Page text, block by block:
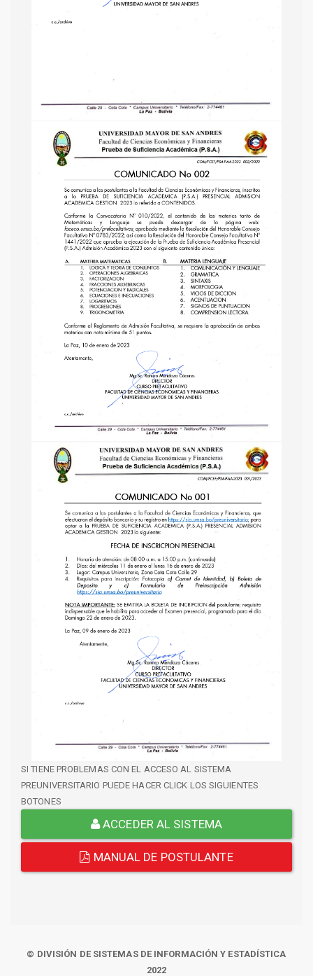
SI TIENE PROBLEMAS CON EL ACCESO AL SISTEMA
PREUNIVERSITARIO PUEDE HACER CLICK LOS SIGUIENTES
BOTONES
ACCEDER AL SISTEMA
MANUAL DE POSTULANTE
© DIVISIÓN DE SISTEMAS DE INFORMACIÓN Y ESTADÍSTICA
2022